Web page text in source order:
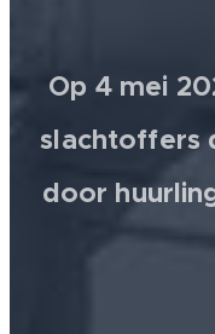
Op 4 mei
slachtoffers
door